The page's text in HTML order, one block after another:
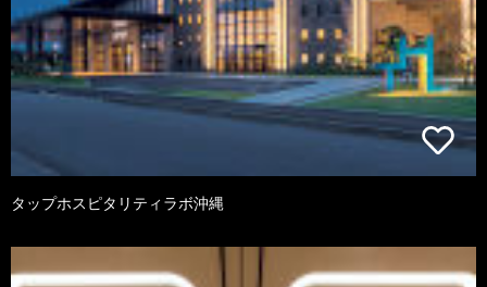
タップホスピタリティラボ沖縄